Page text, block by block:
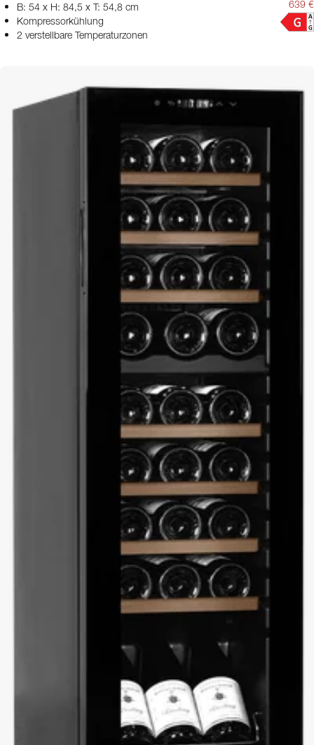
B: 54 x H: 84,5 x T: 54,8 cm
Kompressorkühlung
2 verstellbare Temperaturzonen
639 €